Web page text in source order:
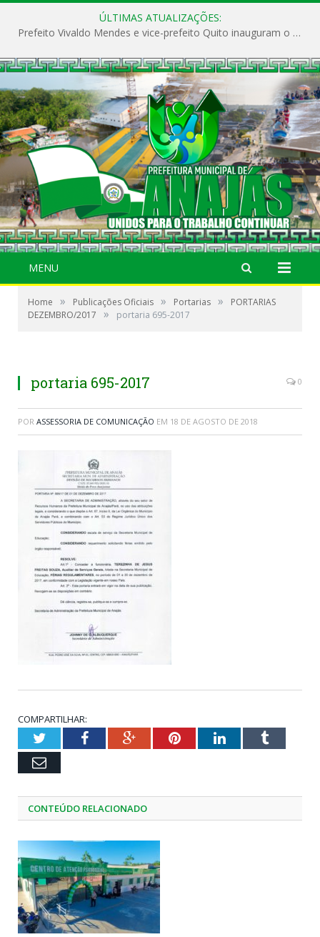
ÚLTIMAS ATUALIZAÇÕES:
Prefeito Vivaldo Mendes e vice-prefeito Quito inauguram o CAPS e fortalecem a saúde pública em Anajás.
MENU
Home » Publicações Oficiais » Portarias »
PORTARIAS
DEZEMBRO/2017
» portaria 695-2017
portaria 695-2017 0
POR ASSESSORIA DE COMUNICAÇÃO EM 18 DE AGOSTO DE 2018
COMPARTILHAR:
TwitterFacebookGoogle+PinterestLinkedInTumblr
Email
CONTEÚDO RELACIONADO